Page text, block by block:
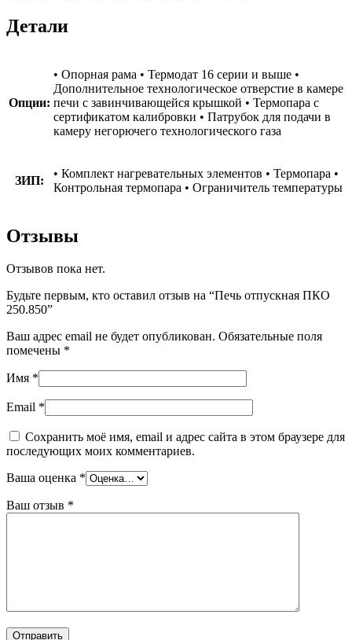
Детали
Опции:
• Опорная рама • Термодат 16 серии и выше •
Дополнительное технологическое отверстие в камере
печи с завинчивающейся крышкой • Термопара с
сертификатом калибровки • Патрубок для подачи в
камеру негорючего технологического газа
ЗИП:
• Комплект нагревательных элементов • Термопара •
Контрольная термопара • Ограничитель температуры
Отзывы
Отзывов пока нет.
Будьте первым, кто оставил отзыв на “Печь отпускная ПКО
250.850”
Ваш адрес email не будет опубликован. Обязательные поля
помечены *
Имя *
Email *
Сохранить моё имя, email и адрес сайта в этом браузере для
последующих моих комментариев.
Ваша оценка *
Ваш отзыв *